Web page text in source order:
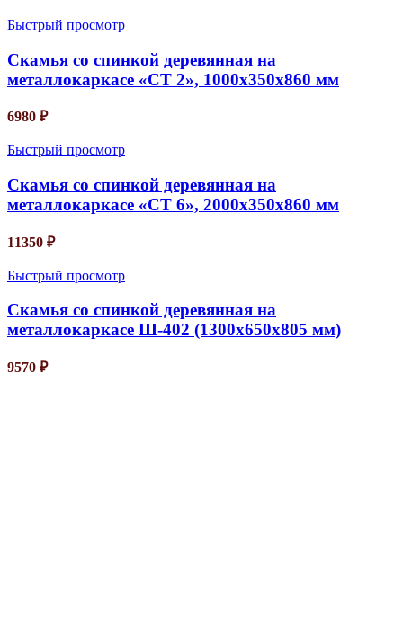
Быстрый просмотр
Скамья со спинкой деревянная на
металлокаркасе «СТ 2», 1000х350х860 мм
6980 ₽
Быстрый просмотр
Скамья со спинкой деревянная на
металлокаркасе «СТ 6», 2000х350х860 мм
11350 ₽
Быстрый просмотр
Скамья со спинкой деревянная на
металлокаркасе Ш-402 (1300х650х805 мм)
9570 ₽